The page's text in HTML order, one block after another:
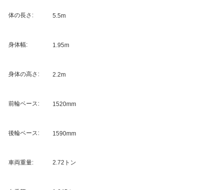
体の長さ: 5.5m
身体幅: 1.95m
身体の高さ: 2.2m
前輪ベース: 1520mm
後輪ベース: 1590mm
車両重量: 2.72トン